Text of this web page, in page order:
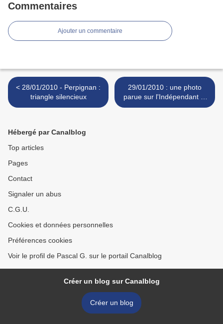
Commentaires
Ajouter un commentaire
< 28/01/2010 - Perpignan :
triangle silencieux
29/01/2010 : une photo
parue sur l'Indépendant et
France 3 intrigue OVNI66 >
Hébergé par Canalblog
Top articles
Pages
Contact
Signaler un abus
C.G.U.
Cookies et données personnelles
Préférences cookies
Voir le profil de Pascal G. sur le portail Canalblog
Créer un blog sur Canalblog
Créer un blog